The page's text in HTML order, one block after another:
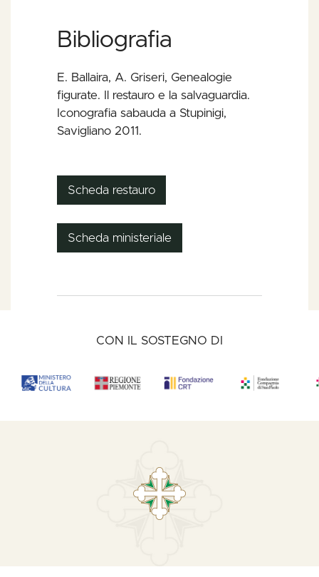
Bibliografia
E. Ballaira, A. Griseri, Genealogie
figurate. Il restauro e la salvaguardia.
Iconografia sabauda a Stupinigi,
Savigliano 2011.
Scheda restauro
Scheda ministeriale
CON IL SOSTEGNO DI